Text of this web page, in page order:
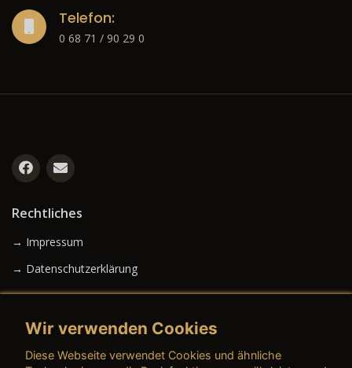
Telefon:
0 68 71 / 90 29 0
Rechtliches
→ Impressum
→ Datenschutzerklärung
Wir verwenden Cookies
Diese Webseite verwendet Cookies und ähnliche